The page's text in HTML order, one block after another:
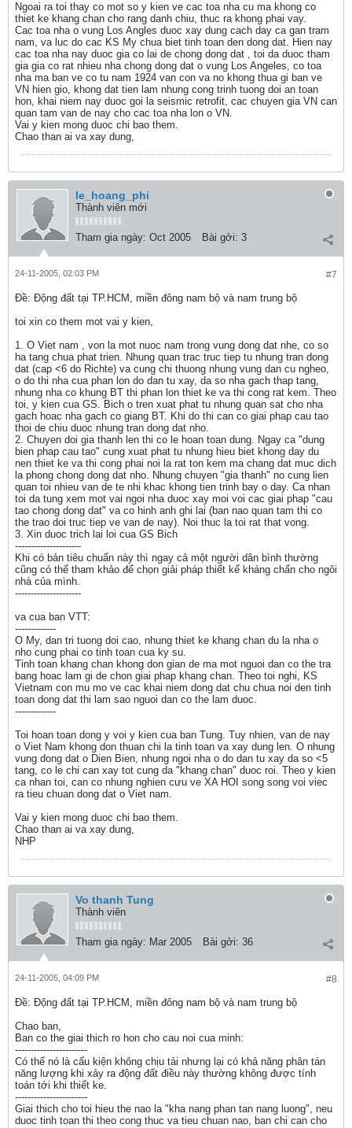
Ngoai ra toi thay co mot so y kien ve cac toa nha cu ma khong co
thiet ke khang chan cho rang danh chiu, thuc ra khong phai vay.
Cac toa nha o vung Los Angles duoc xay dung cach day ca gan tram
nam, va luc do cac KS My chua biet tinh toan den dong dat. Hien nay
cac toa nha nay duoc gia co lai de chong dong dat , toi da duoc tham
gia gia co rat nhieu nha chong dong dat o vung Los Angeles, co toa
nha ma ban ve co tu nam 1924 van con va no khong thua gi ban ve
VN hien gio, khong dat tien lam nhung cong trinh tuong doi an toan
hon, khai niem nay duoc goi la seismic retrofit, cac chuyen gia VN can
quan tam van de nay cho cac toa nha lon o VN.
Vai y kien mong duoc chi bao them.
Chao than ai va xay dung,
le_hoang_phi
Thành viên mới
Tham gia ngày: Oct 2005 Bài gởi: 3
#7
24-11-2005, 02:03 PM
Ðề: Động đất tại TP.HCM, miền đông nam bộ và nam trung bộ
toi xin co them mot vai y kien,
1. O Viet nam , von la mot nuoc nam trong vung dong dat nhe, co so
ha tang chua phat trien. Nhung quan trac truc tiep tu nhung tran dong
dat (cap <6 do Richte) va cung chi thuong nhung vung dan cu ngheo,
o do thi nha cua phan lon do dan tu xay, da so nha gach thap tang,
nhung nha co khung BT thi phan lon thiet ke va thi cong rat kem. Theo
toi, y kien cua GS. Bich o tren xuat phat tu nhung quan sat cho nha
gach hoac nha gach co giang BT. Khi do thi can co giai phap cau tao
thoi de chiu duoc nhung tran dong dat nho.
2. Chuyen doi gia thanh len thi co le hoan toan dung. Ngay ca "dung
bien phap cau tao" cung xuat phat tu nhung hieu biet khong day du
nen thiet ke va thi cong phai noi la rat ton kem ma chang dat muc dich
la phong chong dong dat nho. Nhung chuyen "gia thanh" no cung lien
quan toi nhieu van de te nhi khac khong tien trinh bay o day. Ca nhan
toi da tung xem mot vai ngoi nha duoc xay moi voi cac giai phap "cau
tao chong dong dat" va co hinh anh ghi lai (ban nao quan tam thi co
the trao doi truc tiep ve van de nay). Noi thuc la toi rat that vong.
3. Xin duoc trich lai loi cua GS Bich
---------------------
Khi có bản tiêu chuẩn này thì ngay cả một người dân bình thường
cũng có thể tham khảo để chọn giải pháp thiết kế kháng chấn cho ngôi
nhà của mình.
---------------------
va cua ban VTT:
-------------
O My, dan tri tuong doi cao, nhung thiet ke khang chan du la nha o
nho cung phai co tinh toan cua ky su.
Tinh toan khang chan khong don gian de ma mot nguoi dan co the tra
bang hoac lam gi de chon giai phap khang chan. Theo toi nghi, KS
Vietnam con mu mo ve cac khai niem dong dat chu chua noi den tinh
toan dong dat thi lam sao nguoi dan co the lam duoc.
-------------
Toi hoan toan dong y voi y kien cua ban Tung. Tuy nhien, van de nay
o Viet Nam khong don thuan chi la tinh toan va xay dung len. O nhung
vung dong dat o Dien Bien, nhung ngoi nha o do dan tu xay da so <5
tang, co le chi can xay tot cung da "khang chan" duoc roi. Theo y kien
ca nhan toi, can co nhung nghien cưu ve XA HOI song song voi viec
ra tieu chuan dong dat o Viet nam.
Vai y kien mong duoc chi bao them.
Chao than ai va xay dung,
NHP
Vo thanh Tung
Thành viên
Tham gia ngày: Mar 2005 Bài gởi: 36
#8
24-11-2005, 04:09 PM
Ðề: Động đất tại TP.HCM, miền đông nam bộ và nam trung bộ
Chao ban,
Ban co the giai thich ro hon cho cau noi cua minh:
-----------------------
Có thể nó là cấu kiện không chịu tải nhưng lại có khả năng phân tán
năng lượng khi xảy ra động đất điều này thường không được tính
toán tới khi thiết ke.
-----------------------
Giai thich cho toi hieu the nao la "kha nang phan tan nang luong", neu
duoc tinh toan thi theo cong thuc va tieu chuan nao, ban chi can cho